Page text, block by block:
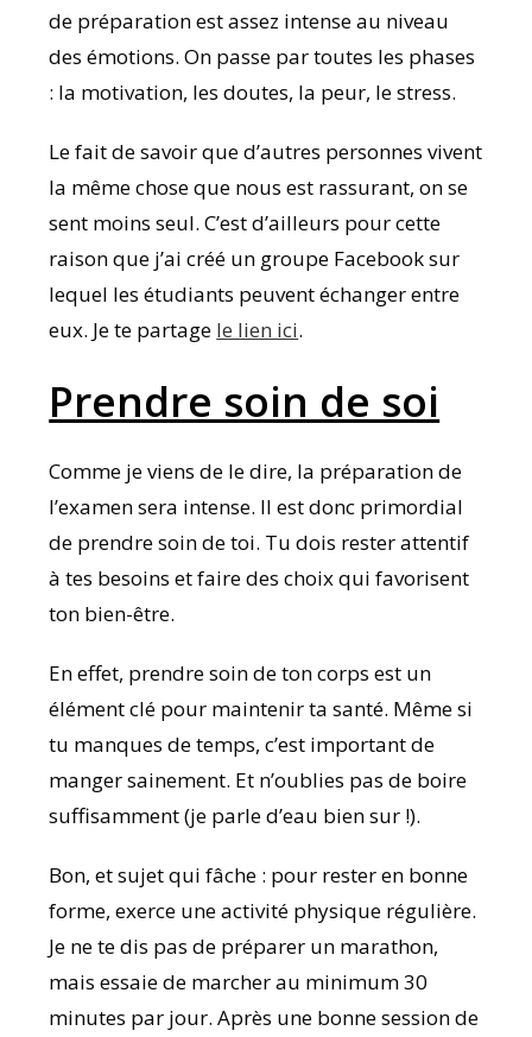
de préparation est assez intense au niveau
des émotions. On passe par toutes les phases
: la motivation, les doutes, la peur, le stress.
Le fait de savoir que d’autres personnes vivent
la même chose que nous est rassurant, on se
sent moins seul. C’est d’ailleurs pour cette
raison que j’ai créé un groupe Facebook sur
lequel les étudiants peuvent échanger entre
eux. Je te partage le lien ici.
Prendre soin de soi
Comme je viens de le dire, la préparation de
l’examen sera intense. Il est donc primordial
de prendre soin de toi. Tu dois rester attentif
à tes besoins et faire des choix qui favorisent
ton bien-être.
En effet, prendre soin de ton corps est un
élément clé pour maintenir ta santé. Même si
tu manques de temps, c’est important de
manger sainement. Et n’oublies pas de boire
suffisamment (je parle d’eau bien sur !).
Bon, et sujet qui fâche : pour rester en bonne
forme, exerce une activité physique régulière.
Je ne te dis pas de préparer un marathon,
mais essaie de marcher au minimum 30
minutes par jour. Après une bonne session de